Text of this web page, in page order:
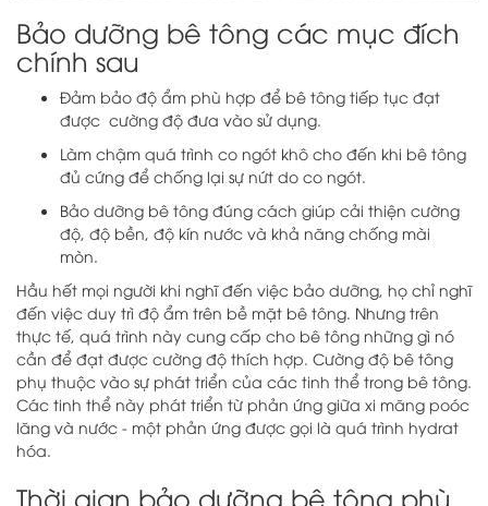
Bảo dưỡng bê tông các mục đích
chính sau
Đảm bảo độ ẩm phù hợp để bê tông tiếp tục đạt
được cường độ đưa vào sử dụng.
Làm chậm quá trình co ngót khô cho đến khi bê tông
đủ cứng để chống lại sự nứt do co ngót.
Bảo dưỡng bê tông đúng cách giúp cải thiện cường
độ, độ bền, độ kín nước và khả năng chống mài
mòn.
Hầu hết mọi người khi nghĩ đến việc bảo dưỡng, họ chỉ nghĩ
đến việc duy trì độ ẩm trên bề mặt bê tông. Nhưng trên
thực tế, quá trình này cung cấp cho bê tông những gì nó
cần để đạt được cường độ thích hợp. Cường độ bê tông
phụ thuộc vào sự phát triển của các tinh thể trong bê tông.
Các tinh thể này phát triển từ phản ứng giữa xi măng poóc
lăng và nước - một phản ứng được gọi là quá trình hydrat
hóa.
Thời gian bảo dưỡng bê tông phù